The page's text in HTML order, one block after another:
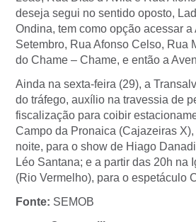
deseja segui no sentido oposto,
Ondina, tem como opção acessar
Setembro, Rua Afonso Celso, Rua
do Chame – Chame, e então a
Ainda na sexta-feira (29), a
do tráfego, auxílio na travessia de
fiscalização para coibir
Campo da Pronaica (Cajazeiras
noite, para o show de Hiago
Léo Santana; e a partir das 20h na
(Rio Vermelho), para o espetáculo
Fonte: SEMOB